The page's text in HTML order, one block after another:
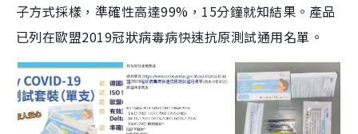
子方式採樣，準確性高達99%，15分鐘就知結果。產品
已列在歐盟2019冠狀病毒病快速抗原測試通用名單。